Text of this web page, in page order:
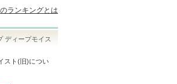
ランキングとは
ディープモイス
スト(旧)につい